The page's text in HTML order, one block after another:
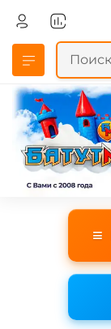
≡